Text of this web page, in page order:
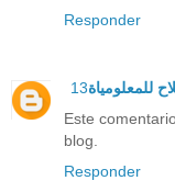
Responder
للمعلومياة
Este
blog.
Responder